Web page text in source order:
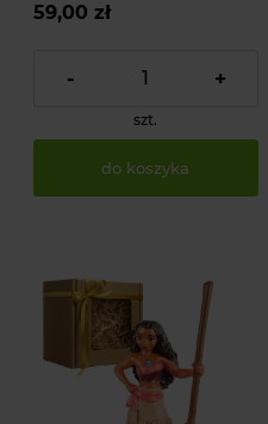
59,00 zł
- +
szt.
do koszyka